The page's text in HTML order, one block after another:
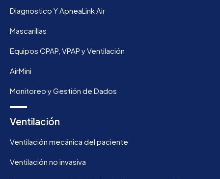
Diagnostico Y ApneaLink Air
Mascarillas
Equipos CPAP, VPAP y Ventilación
AirMini
Monitoreo y Gestión de Dados
Ventilación
Ventilación mecánica del paciente
Ventilación no invasiva